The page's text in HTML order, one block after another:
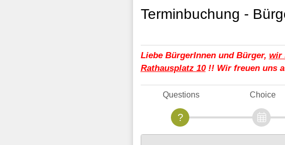
Terminbuchung -
Liebe BürgerInnen und Bürger, wir
Rathausplatz 10!! Wir freuen uns
Questions Choice